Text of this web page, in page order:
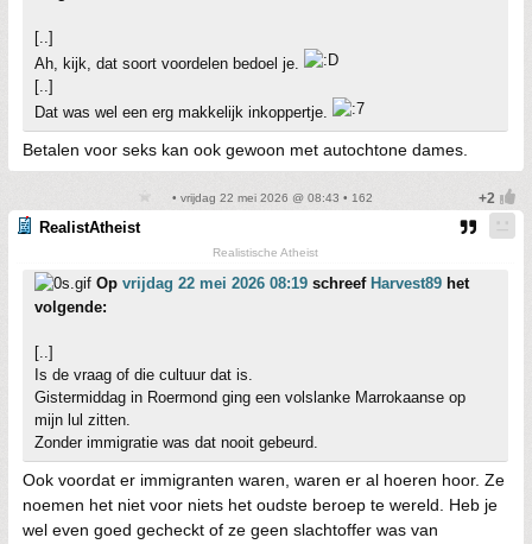
[..]
Ah, kijk, dat soort voordelen bedoel je.
[..]
Dat was wel een erg makkelijk inkoppertje.
Betalen voor seks kan ook gewoon met autochtone dames.
• vrijdag 22 mei 2026 @ 08:43 • 162
RealistAtheist
Realistische Atheist
Op vrijdag 22 mei 2026 08:19 schreef Harvest89 het
volgende:
[..]
Is de vraag of die cultuur dat is.
Gistermiddag in Roermond ging een volslanke Marrokaanse op
mijn lul zitten.
Zonder immigratie was dat nooit gebeurd.
Ook voordat er immigranten waren, waren er al hoeren hoor. Ze
noemen het niet voor niets het oudste beroep te wereld. Heb je
wel even goed gecheckt of ze geen slachtoffer was van